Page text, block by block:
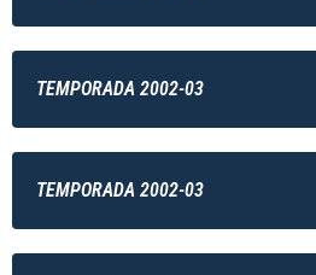
TEMPORADA 2002-03
TEMPORADA 2002-03